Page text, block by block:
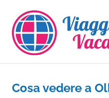
contenuto
Cosa vedere a